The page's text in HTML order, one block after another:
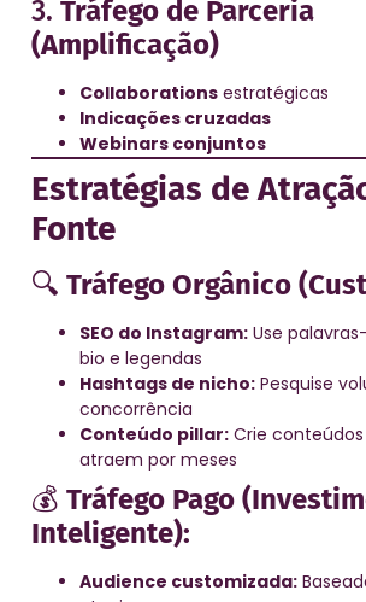
3. Tráfego de Parceria
(Amplificação)
Collaborations estratégicas
Indicações cruzadas
Webinars conjuntos
Estratégias de
Fonte
🔍 Tráfego Orgânico
SEO do Instagram: Use
bio e legendas
Hashtags de nicho: Pesquise
concorrência
Conteúdo pillar: Crie
atraem por meses
💰 Tráfego Pago
Inteligente):
Audience customizada: